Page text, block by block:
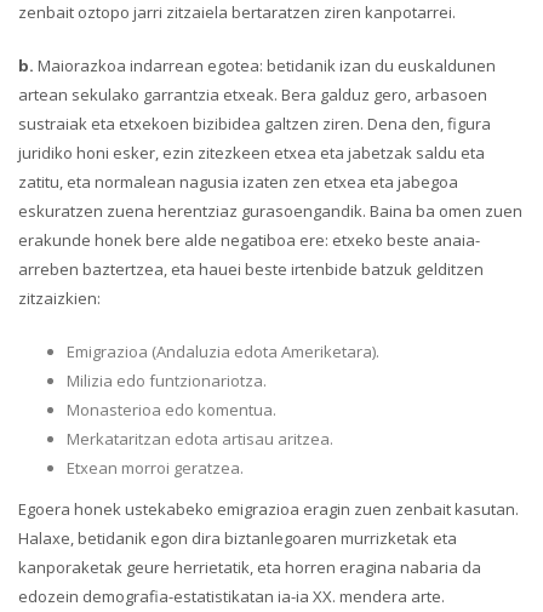
zenbait oztopo jarri zitzaiela bertaratzen ziren kanpotarrei.
b. Maiorazkoa indarrean egotea: betidanik izan du euskaldunen
artean sekulako garrantzia etxeak. Bera galduz gero, arbasoen
sustraiak eta etxekoen bizibidea galtzen ziren. Dena den, figura
juridiko honi esker, ezin zitezkeen etxea eta jabetzak saldu eta
zatitu, eta normalean nagusia izaten zen etxea eta jabegoa
eskuratzen zuena herentziaz gurasoengandik. Baina ba omen zuen
erakunde honek bere alde negatiboa ere: etxeko beste anaia-
arreben baztertzea, eta hauei beste irtenbide batzuk gelditzen
zitzaizkien:
Emigrazioa (Andaluzia edota Ameriketara).
Milizia edo funtzionariotza.
Monasterioa edo komentua.
Merkataritzan edota artisau aritzea.
Etxean morroi geratzea.
Egoera honek ustekabeko emigrazioa eragin zuen zenbait kasutan.
Halaxe, betidanik egon dira biztanlegoaren murrizketak eta
kanporaketak geure herrietatik, eta horren eragina nabaria da
edozein demografia-estatistikatan ia-ia XX. mendera arte.